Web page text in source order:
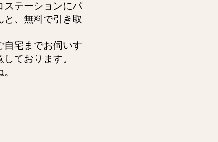
ステーションにパ
、無料で引き取
自宅までお伺いす
ております。